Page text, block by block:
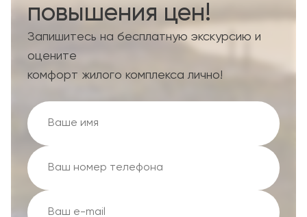
повышения цен!
Запишитесь на бесплатную экскурсию и
оцените
комфорт жилого комплекса лично!